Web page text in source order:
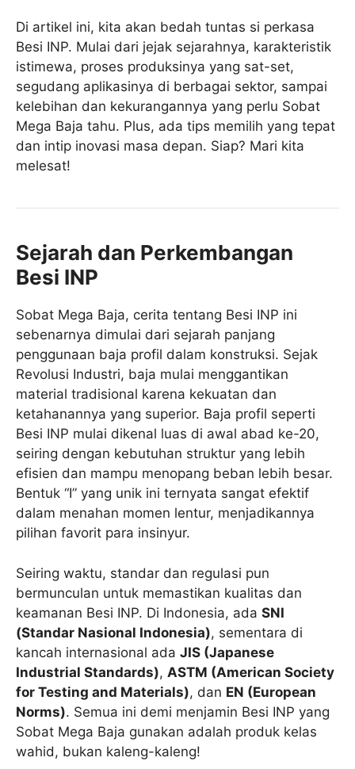
Di artikel ini, kita akan bedah tuntas si perkasa
Besi INP. Mulai dari jejak sejarahnya, karakteristik
istimewa, proses produksinya yang sat-set,
segudang aplikasinya di berbagai sektor, sampai
kelebihan dan kekurangannya yang perlu Sobat
Mega Baja tahu. Plus, ada tips memilih yang tepat
dan intip inovasi masa depan. Siap? Mari kita
melesat!
Sejarah dan Perkembangan
Besi INP
Sobat Mega Baja, cerita tentang Besi INP ini
sebenarnya dimulai dari sejarah panjang
penggunaan baja profil dalam konstruksi. Sejak
Revolusi Industri, baja mulai menggantikan
material tradisional karena kekuatan dan
ketahanannya yang superior. Baja profil seperti
Besi INP mulai dikenal luas di awal abad ke-20,
seiring dengan kebutuhan struktur yang lebih
efisien dan mampu menopang beban lebih besar.
Bentuk “I” yang unik ini ternyata sangat efektif
dalam menahan momen lentur, menjadikannya
pilihan favorit para insinyur.
Seiring waktu, standar dan regulasi pun
bermunculan untuk memastikan kualitas dan
keamanan Besi INP. Di Indonesia, ada SNI
(Standar Nasional Indonesia), sementara di
kancah internasional ada JIS (Japanese
Industrial Standards), ASTM (American Society
for Testing and Materials), dan EN (European
Norms). Semua ini demi menjamin Besi INP yang
Sobat Mega Baja gunakan adalah produk kelas
wahid, bukan kaleng-kaleng!